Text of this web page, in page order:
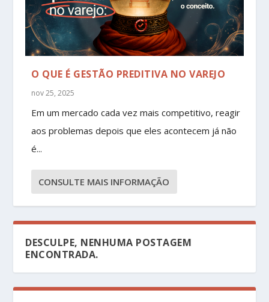
O QUE É GESTÃO PREDITIVA NO VAREJO
nov 25, 2025
Em um mercado cada vez mais competitivo, reagir
aos problemas depois que eles acontecem já não
é...
CONSULTE MAIS INFORMAÇÃO
DESCULPE, NENHUMA POSTAGEM
ENCONTRADA.